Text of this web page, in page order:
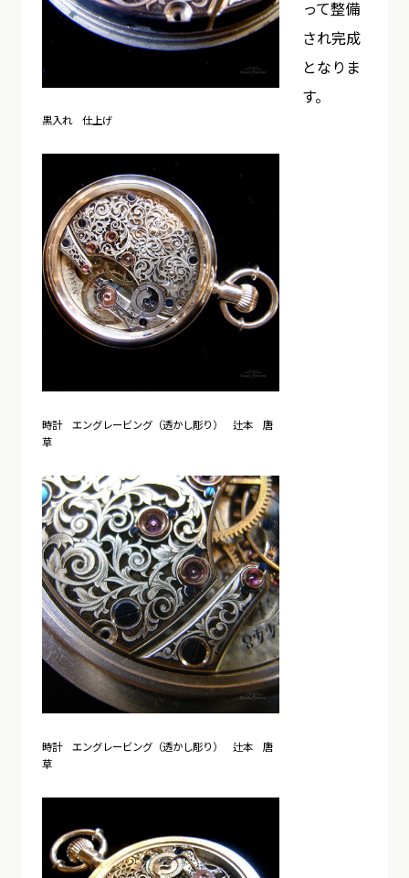
黒入れ 仕上げ
時計 エングレービング（透かし彫り） 辻本 唐
草
時計 エングレービング（透かし彫り） 辻本 唐
草
って整備
され完成
となりま
す。